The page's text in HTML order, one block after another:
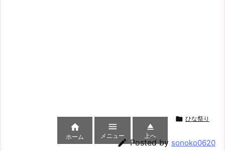
 ひな祭り
 Posted by sonoko0620

ホーム

メニュー

上へ